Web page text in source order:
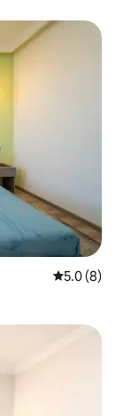
5.0 (8)